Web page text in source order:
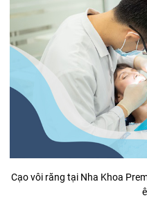
Cạo vôi răng tại Nha Khoa